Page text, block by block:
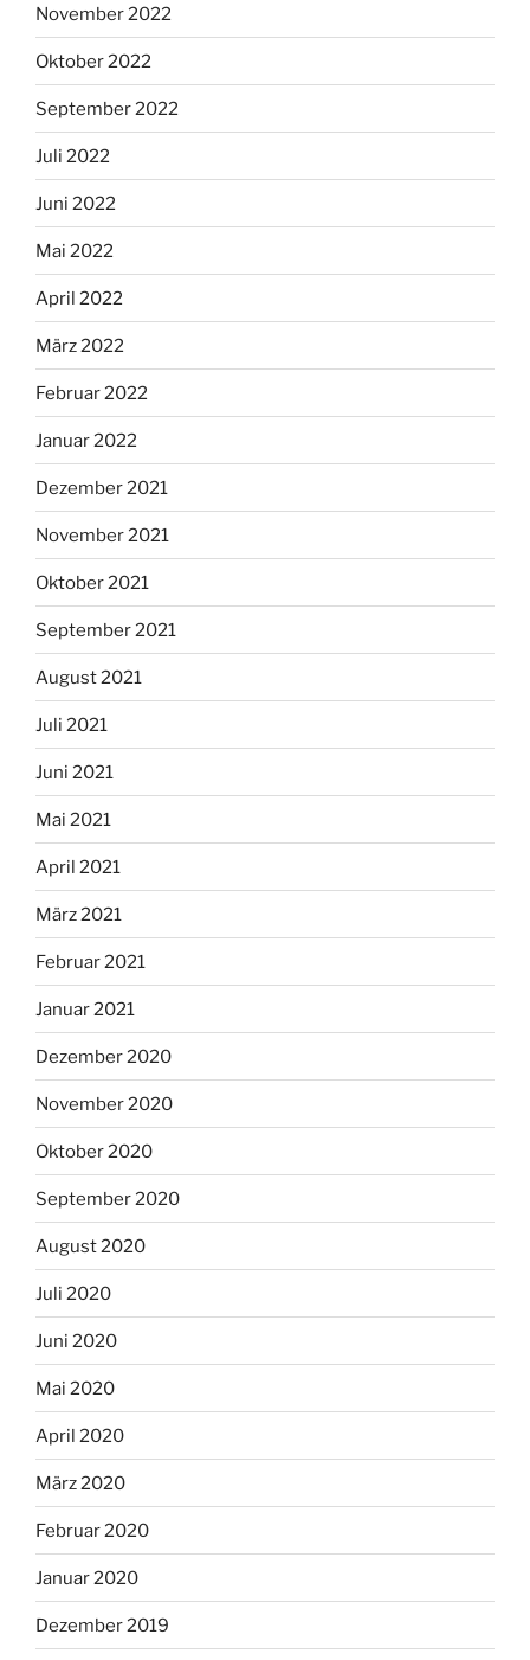
November 2022
Oktober 2022
September 2022
Juli 2022
Juni 2022
Mai 2022
April 2022
März 2022
Februar 2022
Januar 2022
Dezember 2021
November 2021
Oktober 2021
September 2021
August 2021
Juli 2021
Juni 2021
Mai 2021
April 2021
März 2021
Februar 2021
Januar 2021
Dezember 2020
November 2020
Oktober 2020
September 2020
August 2020
Juli 2020
Juni 2020
Mai 2020
April 2020
März 2020
Februar 2020
Januar 2020
Dezember 2019